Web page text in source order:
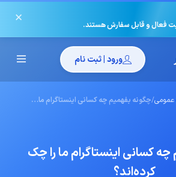
فعال و قابل سفارش هستند. ✕
ورود | ثبت نام
/ چگونه بفهمیم چه کسانی اینستاگرام ما را چک کرده‌اند؟
کسانی اینستاگرام ما را چک
کرده‌اند؟